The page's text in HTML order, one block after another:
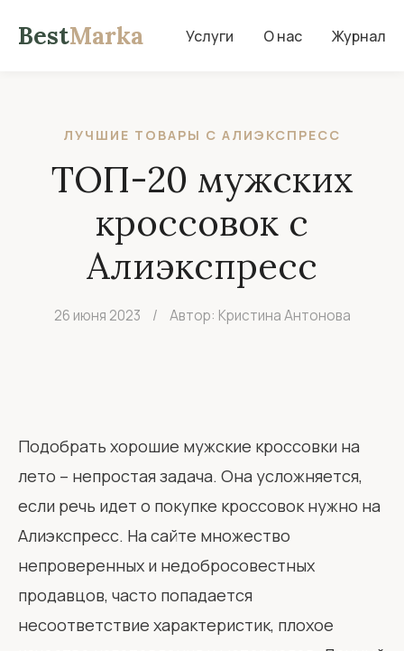
BestMarka Услуги О нас Журнал
ЛУЧШИЕ ТОВАРЫ С АЛИЭКСПРЕСС
ТОП-20 мужских
кроссовок с
Алиэкспресс
26 июня 2023 / Автор: Кристина Антонова
Подобрать хорошие мужские кроссовки на
лето – непростая задача. Она усложняется,
если речь идет о покупке кроссовок нужно на
Алиэкспресс. На сайте множество
непроверенных и недобросовестных
продавцов, часто попадается
несоответствие характеристик, плохое